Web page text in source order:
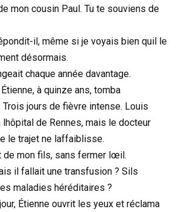
mon cousin Paul. Tu te souviens de
il, même si je voyais bien quil le
désormais.
chaque année davantage.
à quinze ans, tomba
Trois jours de fièvre intense. Louis
de Rennes, mais le docteur
le trajet ne laffaiblisse.
de mon fils, sans fermer lœil.
il fallait une transfusion ? Sils
maladies héréditaires ?
Étienne ouvrit les yeux et réclama